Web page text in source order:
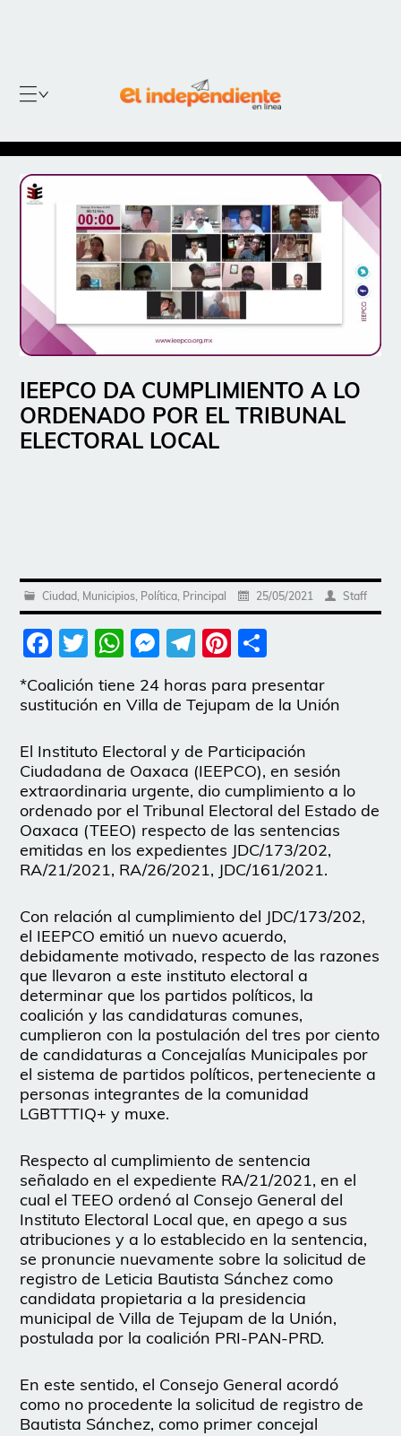
IEEPCO DA CUMPLIMIENTO A LO
ORDENADO POR EL TRIBUNAL
ELECTORAL LOCAL
Ciudad, Municipios, Política, Principal 25/05/2021 Staff
Facebook
Twitter
WhatsApp
Messenger
Telegram
Pinterest
*Coalición tiene 24 horas para presentar
sustitución en Villa de Tejupam de la Unión
El Instituto Electoral y de Participación
Ciudadana de Oaxaca (IEEPCO), en sesión
extraordinaria urgente, dio cumplimiento a lo
ordenado por el Tribunal Electoral del Estado de
Oaxaca (TEEO) respecto de las sentencias
emitidas en los expedientes JDC/173/202,
RA/21/2021, RA/26/2021, JDC/161/2021.
Con relación al cumplimiento del JDC/173/202,
el IEEPCO emitió un nuevo acuerdo,
debidamente motivado, respecto de las razones
que llevaron a este instituto electoral a
determinar que los partidos políticos, la
coalición y las candidaturas comunes,
cumplieron con la postulación del tres por ciento
de candidaturas a Concejalías Municipales por
el sistema de partidos políticos, perteneciente a
personas integrantes de la comunidad
LGBTTTIQ+ y muxe.
Respecto al cumplimiento de sentencia
señalado en el expediente RA/21/2021, en el
cual el TEEO ordenó al Consejo General del
Instituto Electoral Local que, en apego a sus
atribuciones y a lo establecido en la sentencia,
se pronuncie nuevamente sobre la solicitud de
registro de Leticia Bautista Sánchez como
candidata propietaria a la presidencia
municipal de Villa de Tejupam de la Unión,
postulada por la coalición PRI-PAN-PRD.
En este sentido, el Consejo General acordó
como no procedente la solicitud de registro de
Bautista Sánchez, como primer concejal